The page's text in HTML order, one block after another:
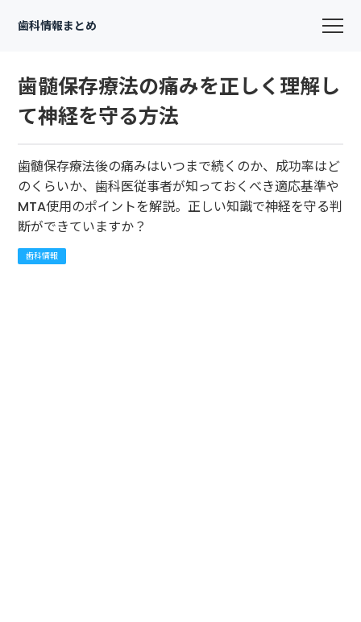
歯科情報まとめ
歯髄保存療法の痛みを正しく理解し
て神経を守る方法
歯髄保存療法後の痛みはいつまで続くのか、成功率はど
のくらいか、歯科医従事者が知っておくべき適応基準や
MTA使用のポイントを解説。正しい知識で神経を守る判
断ができていますか？
歯科情報